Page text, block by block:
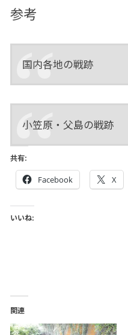
参考
国内各地の戦跡
小笠原・父島の戦跡
共有:
Facebook X
いいね:
関連